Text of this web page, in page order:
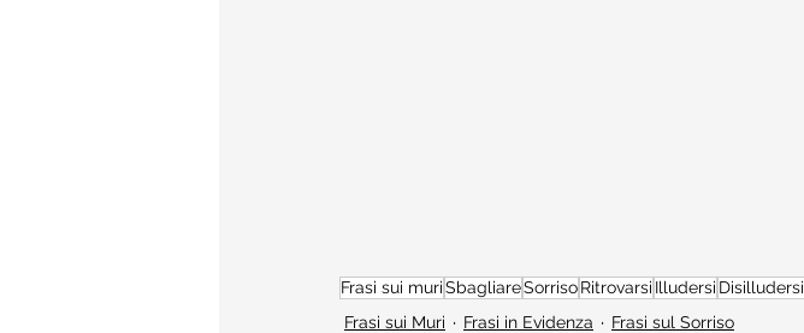
Frasi sui muriSbagliareSorrisoRitrovarsi Illudersi Disilludersi
Frasi sui Muri
Frasi in Evidenza Frasi sul Sorriso